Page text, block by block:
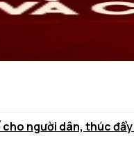
cho người dân, thúc